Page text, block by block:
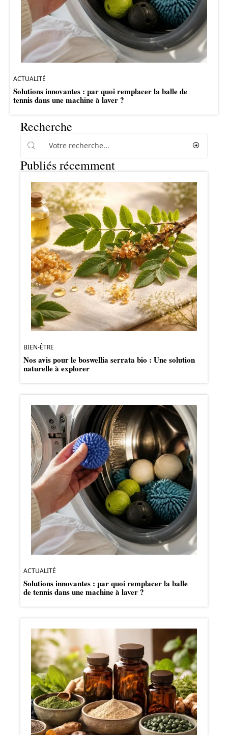
ACTUALITÉ
Solutions innovantes : par quoi remplacer la balle de
tennis dans une machine à laver ?
Recherche
Publiés récemment
BIEN-ÊTRE
Nos avis pour le boswellia serrata bio : Une solution
naturelle à explorer
ACTUALITÉ
Solutions innovantes : par quoi remplacer la balle
de tennis dans une machine à laver ?